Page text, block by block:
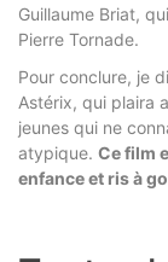
Guillaume Briat,
Pierre Tornade.
Pour conclure, je
Astérix, qui plaira
jeunes qui ne
atypique. Ce film
enfance et ris à